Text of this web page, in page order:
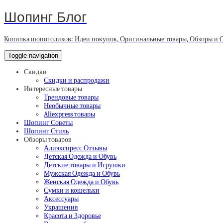
Шопинг Блог
Копилка шопоголиков: Идеи покупок, Оригинальные товары, Обзоры и
Toggle navigation
Скидки
Скидки и распродажи
Интересные товары
Трендовые товары
Необычные товары
Aliexpress товары
Шопинг Советы
Шопинг Стиль
Обзоры товаров
Алиэкспресс Отзывы
Детская Одежда и Обувь
Детские товары и Игрушки
Мужская Одежда и Обувь
Женская Одежда и Обувь
Сумки и кошельки
Аксессуары
Украшения
Красота и Здоровье